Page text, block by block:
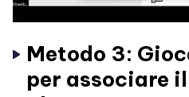
Metodo 3:
per associare